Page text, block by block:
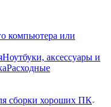
компьютера или
Ноутбуки, аксессуары и
Расходные
сборки хороших ПК